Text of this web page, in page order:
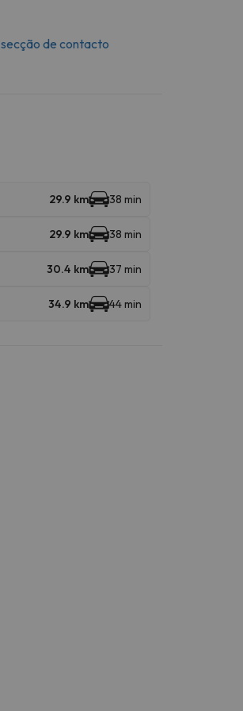
secção de contacto
29.9 km 38 min
29.9 km 38 min
30.4 km 37 min
34.9 km 44 min